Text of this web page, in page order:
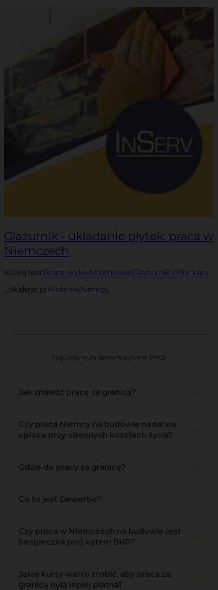
Glazurnik - układanie płytek: praca w
Niemczech
Kategoria:Prace wykończeniowe,Glazurnik / Płytkarz,
Lokalizacja:Welzow,Niemcy,
Najczęściej zadawane pytania (FAQ)
Jak znaleźć pracę za granicą?
Czy praca Niemcy na budowie nadal się
opłaca przy obecnych kosztach życia?
Gdzie do pracy za granicę?
Co to jest Gewerbe?
Czy praca w Niemczech na budowie jest
bezpieczna pod kątem BHP?
Jakie kursy warto zrobić, aby praca za
granicą była lepiej płatna?